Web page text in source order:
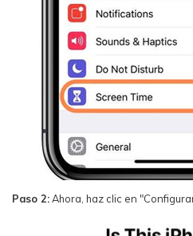
Paso 2:Ahora, haz clic en